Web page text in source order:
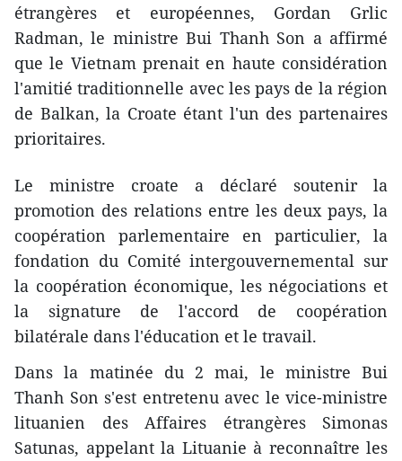
étrangères et européennes, Gordan Grlic
Radman, le ministre Bui Thanh Son a affirmé
que le Vietnam prenait en haute considération
l'amitié traditionnelle avec les pays de la région
de Balkan, la Croate étant l'un des partenaires
prioritaires.
Le ministre croate a déclaré soutenir la
promotion des relations entre les deux pays, la
coopération parlementaire en particulier, la
fondation du Comité intergouvernemental sur
la coopération économique, les négociations et
la signature de l'accord de coopération
bilatérale dans l'éducation et le travail.
Dans la matinée du 2 mai, le ministre Bui
Thanh Son s'est entretenu avec le vice-ministre
lituanien des Affaires étrangères Simonas
Satunas, appelant la Lituanie à reconnaître les